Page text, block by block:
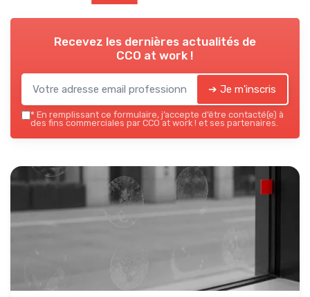
Recevez les dernières actualités de
CCO at work !
➔ Je m'inscris
* En remplissant ce formulaire, j’accepte d’être contacté(e) à
des fins commerciales par CCO at work ! et ses partenaires.